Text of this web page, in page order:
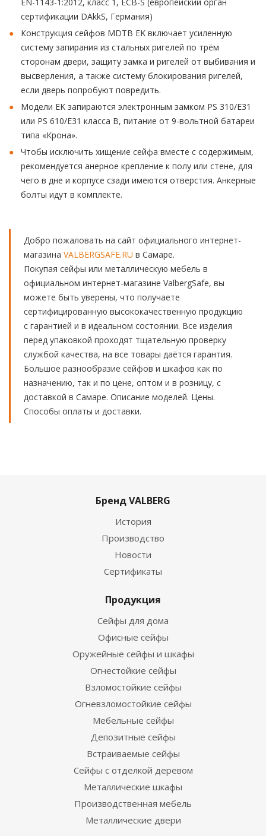
сертификации DAkkS, Германия)
Конструкция сейфов MDTB EK включает усиленную
систему запирания из стальных ригелей по трём
сторонам двери, защиту замка и ригелей от выбивания и
высверления, а также систему блокирования ригелей,
если дверь попробуют повредить.
Модели EK запираются электронным замком PS 310/E31
или PS 610/E31 класса В, питание от 9-вольтной батареи
типа «Крона».
Чтобы исключить хищение сейфа вместе с содержимым,
рекомендуется анерное крепление к полу или стене, для
чего в дне и корпусе сзади имеются отверстия. Анкерные
болты идут в комплекте.
Добро пожаловать на сайт официального интернет-
магазина VALBERGSAFE.RU в Самаре.
Покупая сейфы или металлическую мебель в
официальном интернет-магазине ValbergSafe, вы
можете быть уверены, что получаете
сертифицированную высококачественную продукцию
с гарантией и в идеальном состоянии. Все изделия
перед упаковкой проходят тщательную проверку
службой качества, на все товары даётся гарантия.
Большое разнообразие сейфов и шкафов как по
назначению, так и по цене, оптом и в розницу, с
доставкой в Самаре. Описание моделей. Цены.
Способы оплаты и доставки.
Бренд VALBERG
История
Производство
Новости
Сертификаты
Продукция
Сейфы для дома
Офисные сейфы
Оружейные сейфы и шкафы
Огнестойкие сейфы
Взломостойкие сейфы
Огневзломостойкие сейфы
Мебельные сейфы
Депозитные сейфы
Встраиваемые сейфы
Сейфы с отделкой деревом
Металлические шкафы
Производственная мебель
Металлические двери